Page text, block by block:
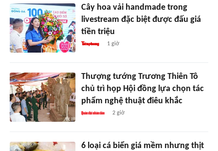
Cây hoa vải handmade trong
livestream đặc biệt được đấu giá
tiền triệu
1 giờ
Thượng tướng Trương Thiên Tô
chủ trì họp Hội đồng lựa chọn tác
phẩm nghệ thuật điêu khắc
2 giờ
6 loại cá biển giá mềm nhưng thịt